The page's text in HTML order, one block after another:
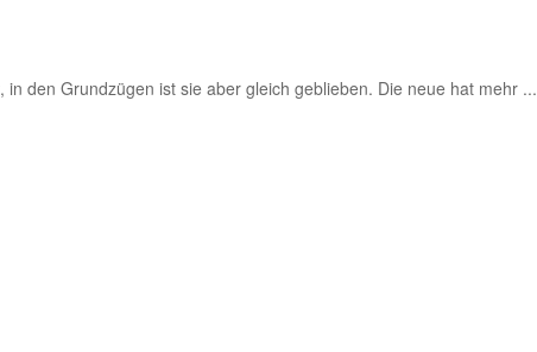
den Grundzügen ist sie aber gleich geblieben. Die neue hat mehr ...